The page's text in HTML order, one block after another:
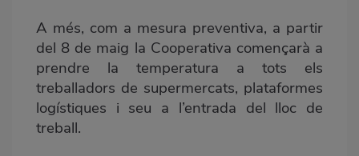
A més, com a mesura preventiva, a partir
del 8 de maig la Cooperativa començarà a
prendre la temperatura a tots els
treballadors de supermercats, plataformes
logístiques i seu a l’entrada del lloc de
treball.